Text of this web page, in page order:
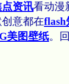
资讯看动漫
意都在flash
美图壁纸。